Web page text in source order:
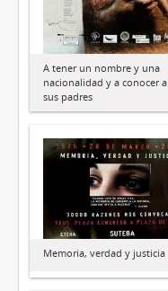
A tener un nombre y una
nacionalidad y a conocer a
sus padres
Memoria, verdad y justicia